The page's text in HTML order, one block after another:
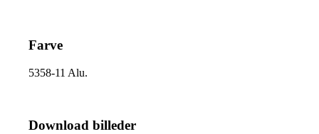
Farve
5358-11 Alu.
Download billeder